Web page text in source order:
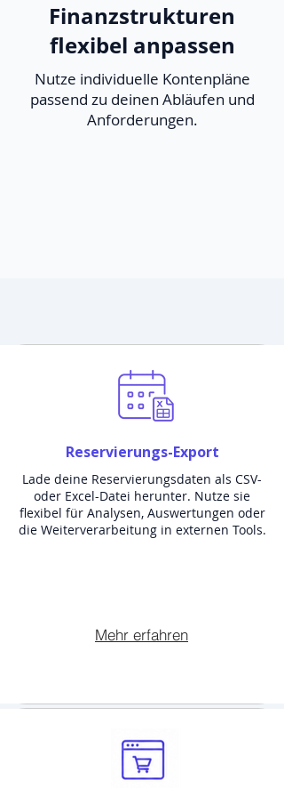
Finanzstrukturen
flexibel anpassen
Nutze individuelle Kontenpläne
passend zu deinen Abläufen und
Anforderungen.
Reservierungs-Export
Lade deine Reservierungsdaten als CSV-
oder Excel-Datei herunter. Nutze sie
flexibel für Analysen, Auswertungen oder
die Weiterverarbeitung in externen Tools.
Mehr erfahren